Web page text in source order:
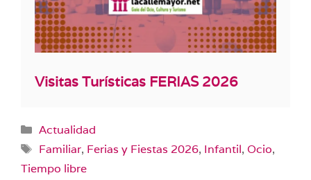
Visitas Turísticas FERIAS 2026
Categorías
Actualidad
Etiquetas
Familiar, Ferias y Fiestas 2026, Infantil, Ocio,
Tiempo libre